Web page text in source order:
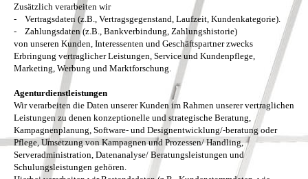
Zusätzlich verarbeiten wir
- Vertragsdaten (z.B., Vertragsgegenstand, Laufzeit, Kundenkategorie).
- Zahlungsdaten (z.B., Bankverbindung, Zahlungshistorie)
von unseren Kunden, Interessenten und Geschäftspartner zwecks
Erbringung vertraglicher Leistungen, Service und Kundenpflege,
Marketing, Werbung und Marktforschung.
Agenturdienstleistungen
Wir verarbeiten die Daten unserer Kunden im Rahmen unserer vertraglichen
Leistungen zu denen konzeptionelle und strategische Beratung,
Kampagnenplanung, Software- und Designentwicklung/-beratung oder
Pflege, Umsetzung von Kampagnen und Prozessen/ Handling,
Serveradministration, Datenanalyse/ Beratungsleistungen und
Schulungsleistungen gehören.